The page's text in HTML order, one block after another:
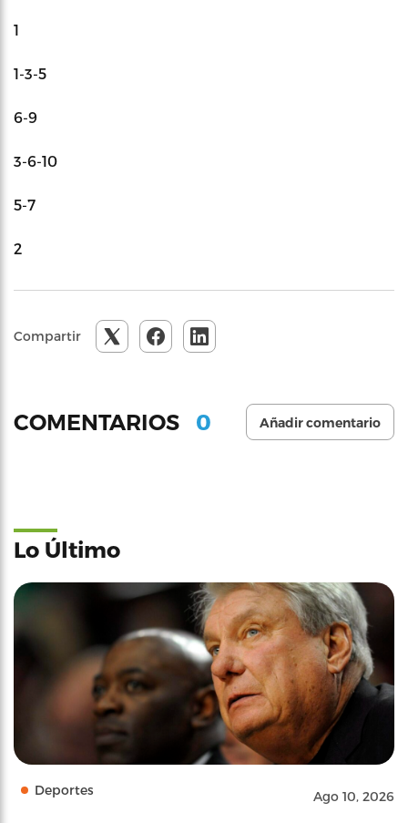
1
1-3-5
6-9
3-6-10
5-7
2
Compartir
COMENTARIOS 0 Añadir comentario
Lo Último
Deportes Ago 10, 2026